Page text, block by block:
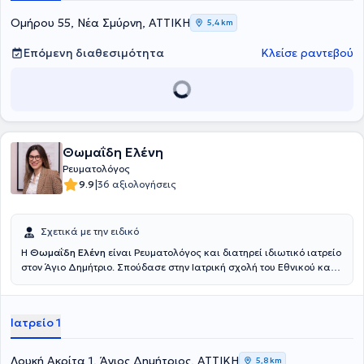
Ομήρου 55, Νέα Σμύρνη, ΑΤΤΙΚΗ 5,4 km
Επόμενη διαθεσιμότητα Κλείσε ραντεβού
Θωμαΐδη Ελένη
Ρευματολόγος
9.9|36 αξιολογήσεις
Σχετικά με την ειδικό
Η Θωμαΐδη Ελένη είναι Ρευματολόγος και διατηρεί ιδιωτικό ιατρείο
στον Άγιο Δημήτριο. Σπούδασε στην Ιατρική σχολή του Εθνικού και
στη Σουηδία, όπου διετέλεσε Επιμελήτρια της ρευματολογικής
αξιόλογη κλινική εμπειρία και διατελεί συνεργάτης του
Νοσοκομείου "Υγεία".
Ιατρείο 1
Λουκή Ακρίτα 1, Άγιος Δημήτριος, ΑΤΤΙΚΗ 5,8 km